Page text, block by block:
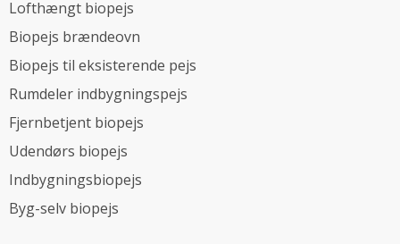
Lofthængt biopejs
Biopejs brændeovn
Biopejs til eksisterende pejs
Rumdeler indbygningspejs
Fjernbetjent biopejs
Udendørs biopejs
Indbygningsbiopejs
Byg-selv biopejs